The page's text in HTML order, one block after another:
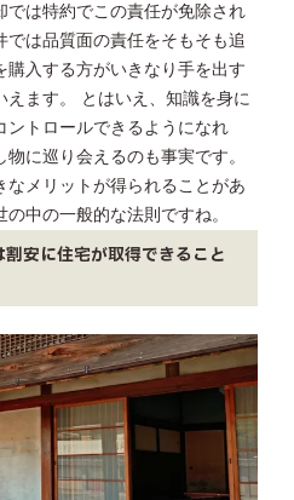
では特約でこの責任が免除され
では品質面の責任をそもそも追
購入する方がいきなり手を出す
えます。 とはいえ、知識を身に
ントロールできるようになれ
に巡り会えるのも事実です。
なメリットが得られることがあ
中の一般的な法則ですね。
安に住宅が取得できること